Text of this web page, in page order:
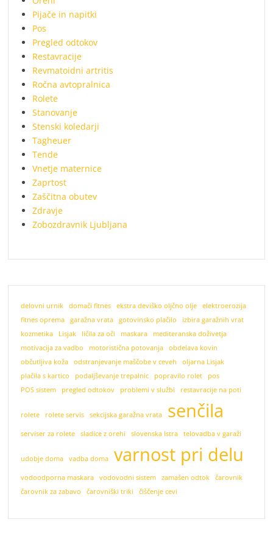
Pijače in napitki
Pos
Pregled odtokov
Restavracije
Revmatoidni artritis
Ročna avtopralnica
Rolete
Stanovanje
Stenski koledarji
Tagheuer
Tende
Vnetje maternice
Zaprtost
Zaščitna obutev
Zdravje
Zobozdravnik Ljubljana
delovni urnik domači fitnes ekstra deviško oljčno olje
elektroerozija
fitnes oprema
garažna vrata gotovinsko plačilo
izbira garažnih vrat
kozmetika
Lisjak ličila za oči maskara
mediteranska doživetja
motivacija za vadbo
motoristična potovanja
obdelava kovin
občutljiva koža
odstranjevanje maščobe v ceveh
oljarna Lisjak
plačila s kartico
podaljševanje trepalnic popravilo rolet
pos
POS sistem
pregled odtokov problemi v službi restavracije na poti
rolete rolete servis sekcijska garažna vrata senčila
serviser za rolete sladice z orehi slovenska Istra telovadba v garaži
udobje doma vadba doma varnost pri delu
vodoodporna maskara vodovodni sistem zamašen odtok
čarovnik
čarovnik za zabavo
čarovniški triki čiščenje cevi